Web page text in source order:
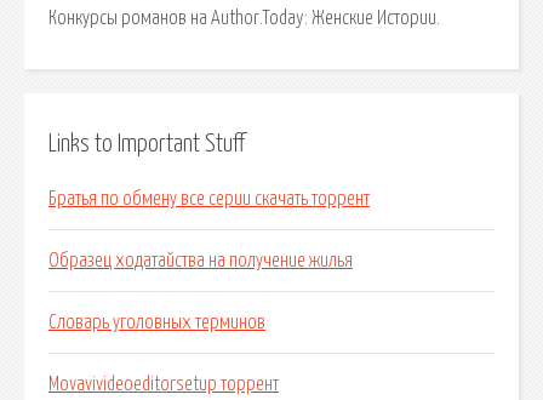
Конкурсы романов на Author.Today: Женские Истории.
Links to Important Stuff
Братья по обмену все серии скачать торрент
Образец ходатайства на получение жилья
Словарь уголовных терминов
Movavivideoeditorsetup торрент